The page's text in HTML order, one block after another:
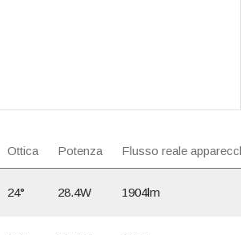
Ottica Potenza Flusso reale
24° 28.4W 1904lm